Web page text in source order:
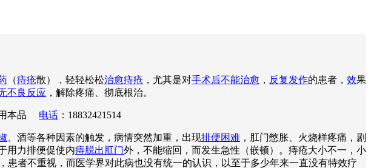
（痔疮散），轻轻松松治愈痔疮 ，尤其是对手术后不能治愈 ， 反复发作的患者， 效果
不良反应 ，解除疼痛、彻底根治。
本品 电话 ：18832421514
、酒等各种因素的触发，病情突然加重，出现排便困难 ，肛门憋胀、火烧样疼痛，剧
用力排便促使内痔脱出肛门外，不能缩回，而发生急性（嵌顿）。痔疮大小不一，小
者不重视，而医学界对此病也没有统一的认识，以至于多少年来一直没有特效疗